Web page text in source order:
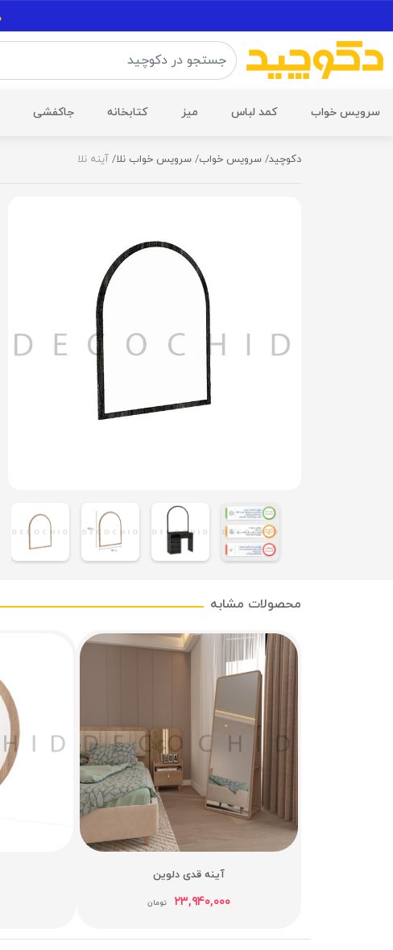
سرویس خواب کمد لباس میز کتابخانه جاکفشی
دکوچید سرویس خواب سرویس خواب نلا آینه نلا
محصولات مشابه
آینه قدی دلوین
۲۳,۹۴۰,۰۰۰ تومان